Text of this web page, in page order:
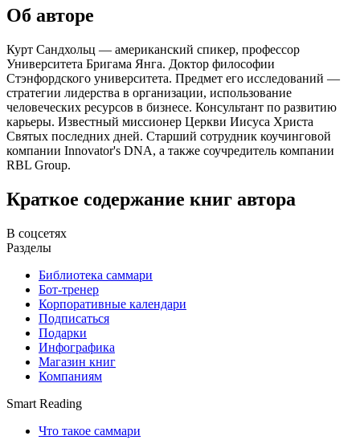
Об авторе
Курт Сандхольц — американский спикер, профессор
Университета Бригама Янга. Доктор философии
Стэнфордского университета. Предмет его исследований —
стратегии лидерства в организации, использование
человеческих ресурсов в бизнесе. Консультант по развитию
карьеры. Известный миссионер Церкви Иисуса Христа
Святых последних дней. Старший сотрудник коучинговой
компании Innovator's DNA, а также соучредитель компании
RBL Group.
Краткое содержание книг автора
В соцсетях
Разделы
Библиотека саммари
Бот-тренер
Корпоративные календари
Подписаться
Подарки
Инфографика
Магазин книг
Компаниям
Smart Reading
Что такое саммари